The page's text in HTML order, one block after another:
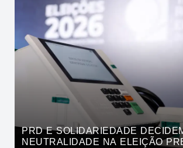
PRD E SOLIDARIEDADE
NEUTRALIDADE NA ELEIÇÃO